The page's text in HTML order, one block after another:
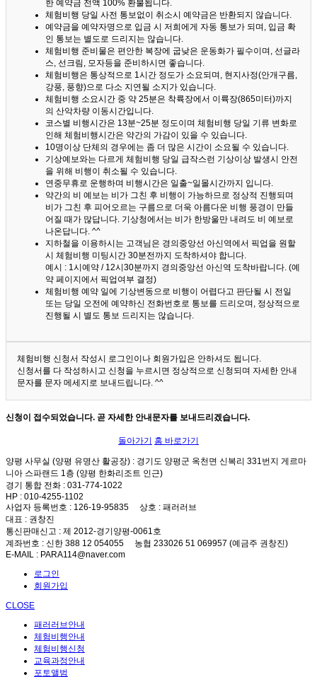
한 예약금 전액 100% 환불됩니다.
체험비행 당일 사전 통보없이 취소시 예약금은 반환되지 않습니다.
예약금을 예약자명으로 입금 시 저희에게 자동 통보가 되며, 입금 확
인 통보는 별도로 드리지는 않습니다.
체험비행 준비물은 편안한 복장에 굽낮은 운동화가 필수이며, 선글라
스, 선크림, 모자등을 준비하시면 좋습니다.
체험비행은 통상적으로 1시간 정도가 소요되며, 현지사정(안개구름,
강풍, 풍향)으로 다소 지연될 소지가 있습니다.
체험비행 소요시간 중 약 25분은 착륙장에서 이륙장(865미터)까지
의 산악차량 이동시간입니다.
코스별 비행시간은 13분~25분 정도이며 체험비행 당일 기류 변화로
인해 체험비행시간은 약간의 가감이 있을 수 있습니다.
10명이상 단체의 경우에는 좀 더 많은 시간이 소요될 수 있습니다.
기상예보와는 다르게 체험비행 당일 급작스런 기상이상 발생시 안전
을 위해 비행이 취소될 수 있습니다.
연중무휴로 운행하며 비행시간은 일출~일몰시간까지 입니다.
약간의 비 예보는 비가 그친 후 비행이 가능하므로 정상적 진행되며
비가 그친 후 피어오르는 구름으로 더욱 아름다운 비행 풍경이 만들
어질 때가 많답니다. 기상청에서는 비가 한방울만 내려도 비 예보로
나온답니다. ^^
지하철을 이용하시는 고객님은 경의중앙선 아신역에서 픽업을 원할
시 체험비행 미팅시간 30분전까지 도착하셔야 합니다.
예시 : 1시예약 / 12시30분까지 경의중앙선 아신역 도착바랍니다. (예
약 페이지에서 픽업여부 결정)
체험비행 예약 일에 기상변동으로 비행이 어렵다고 판단될 시 전일
또는 당일 오전에 예약하신 전화번호로 통보를 드리오며, 정상적으로
진행될 시 별도 통보 드리지는 않습니다.
체험비행 신청서 작성시 로그인이나 회원가입은 안하셔도 됩니다.
신청서를 다 작성하시고 신청을 누르시면 정상적으로 신청되며 자세한 안내
문자를 문자 메세지로 보내드립니다. ^^
신청이 접수되었습니다. 곧 자세한 안내문자를 보내드리겠습니다.
돌아가기 홈 바로가기
양평 사무실 (양평 유명산 활공장) : 경기도 양평군 옥천면 신복리 331번지 게르마
니아 스파랜드 1층 (양평 한화리조트 인근)
경기 통합 전화 : 031-774-1022
HP : 010-4255-1102
사업자 등록번호 : 126-19-95835 상호 : 패러러브
대표 : 권창진
통신판매신고 : 제 2012-경기양평-0061호
계좌번호 : 신한 388 12 054055 농협 233026 51 069957 (예금주 권창진)
E-MAIL : PARA114@naver.com
로그인
회원가입
CLOSE
패러러브안내
체험비행안내
체험비행신청
교육과정안내
포토앨범